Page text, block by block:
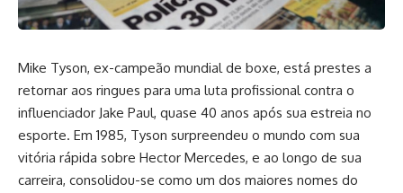
Mike Tyson, ex-campeão mundial de boxe, está prestes a
retornar aos ringues para uma luta profissional contra o
influenciador Jake Paul, quase 40 anos após sua estreia no
esporte. Em 1985, Tyson surpreendeu o mundo com sua
vitória rápida sobre Hector Mercedes, e ao longo de sua
carreira, consolidou-se como um dos maiores nomes do